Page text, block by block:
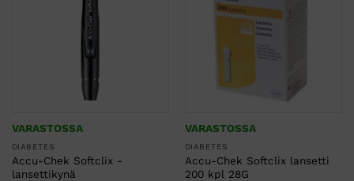
VARASTOSSA
DIABETES
Accu-Chek Softclix -
lansettikynä
VARASTOSSA
DIABETES
Accu-Chek Softclix lansetti
200 kpl 28G